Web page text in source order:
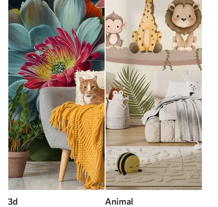
3d Animal